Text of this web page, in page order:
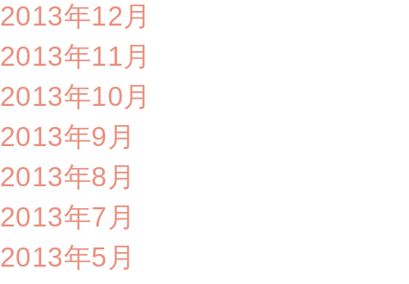
2013年12月
2013年11月
2013年10月
2013年9月
2013年8月
2013年7月
2013年5月